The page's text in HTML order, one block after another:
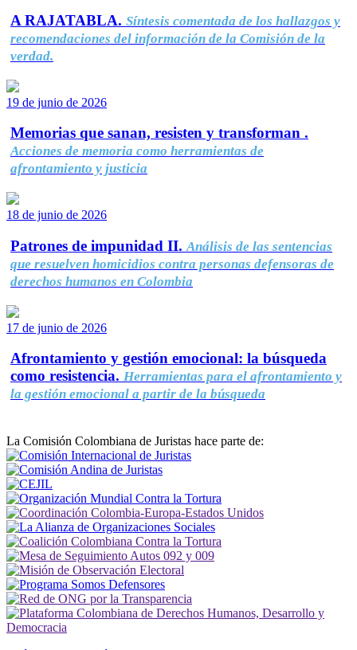
A RAJATABLA. Síntesis comentada de los hallazgos y
recomendaciones del información de la Comisión de la
verdad.
19 de junio de 2026
Memorias que sanan, resisten y transforman .
Acciones de memoria como herramientas de
afrontamiento y justicia
18 de junio de 2026
Patrones de impunidad II. Análisis de las sentencias
que resuelven homicidios contra personas defensoras de
derechos humanos en Colombia
17 de junio de 2026
Afrontamiento y gestión emocional: la búsqueda
como resistencia. Herramientas para el afrontamiento y
la gestión emocional a partir de la búsqueda
La Comisión Colombiana de Juristas hace parte de: